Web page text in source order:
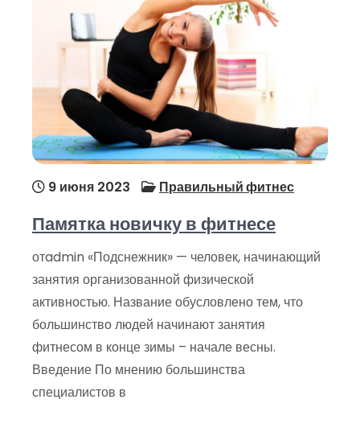
9 июня 2023 Правильный фитнес
Памятка новичку в фитнесе
отadmin «Подснежник» — человек, начинающий
занятия организованной физической
активностью. Название обусловлено тем, что
большинство людей начинают занятия
фитнесом в конце зимы – начале весны.
Введение По мнению большинства
специалистов в